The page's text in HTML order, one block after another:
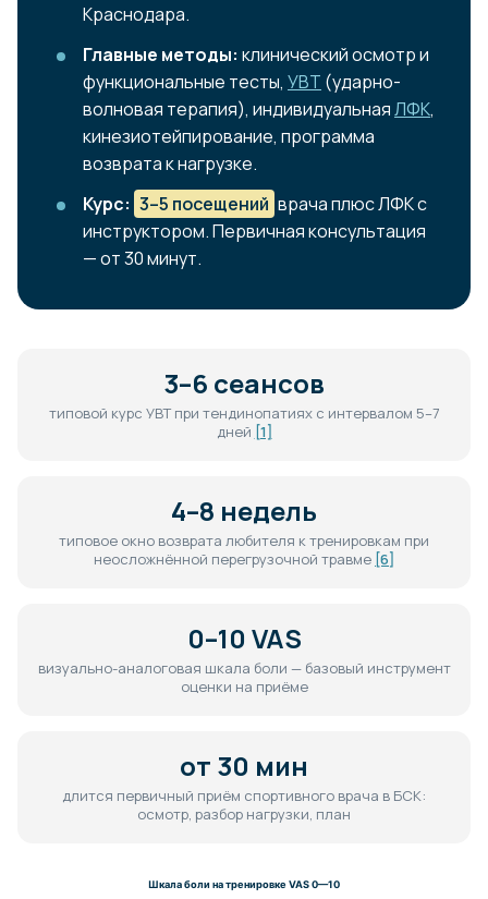
Краснодара.
Главные методы: клинический осмотр и
функциональные тесты, УВТ (ударно-
волновая терапия), индивидуальнаяЛФК,
кинезиотейпирование, программа
возврата к нагрузке.
Курс: 3–5 посещений врача плюс ЛФК с
инструктором. Первичная консультация
— от 30 минут.
3–6 сеансов
типовой курс УВТ при тендинопатиях с интервалом 5–7
дней [1]
4–8 недель
типовое окно возврата любителя к тренировкам при
неосложнённой перегрузочной травме [6]
0–10 VAS
визуально-аналоговая шкала боли — базовый инструмент
оценки на приёме
от 30 мин
длится первичный приём спортивного врача в БСК:
осмотр, разбор нагрузки, план
Шкала боли на тренировке VAS 0—10